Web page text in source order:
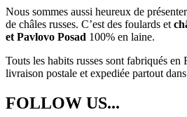
Nous sommes aussi heureux de
de châles russes. C’est des foulards et
et Pavlovo Posad 100% en laine.
Touts les habits russes sont fabriqués en
livraison postale et expediée partout
FOLLOW US...